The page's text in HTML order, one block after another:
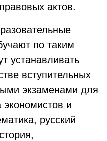
актов.
по таким
устанавливать
вступительных
экзаменами для
и
русский